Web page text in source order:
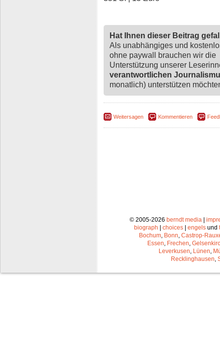
Hat Ihnen dieser Beitrag
Als unabhängiges und
ohne paywall brauchen wir die
Unterstützung unserer
verantwortlichen
monatlich) unterstützen
Weitersagen Kommentieren
© 2005-2026 berndt media|
biograph
choices engels und
Bochum, Bonn, Castrop-
Essen, Frechen,
Leverkusen, Lünen,
Recklinghausen,